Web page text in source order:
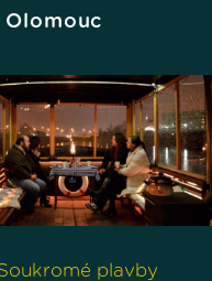
Olomouc
plavby